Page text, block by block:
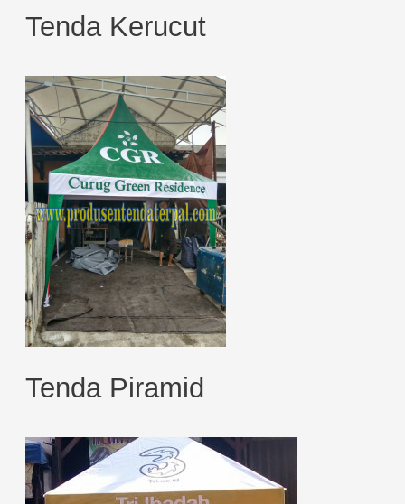
Tenda Kerucut
Tenda Piramid